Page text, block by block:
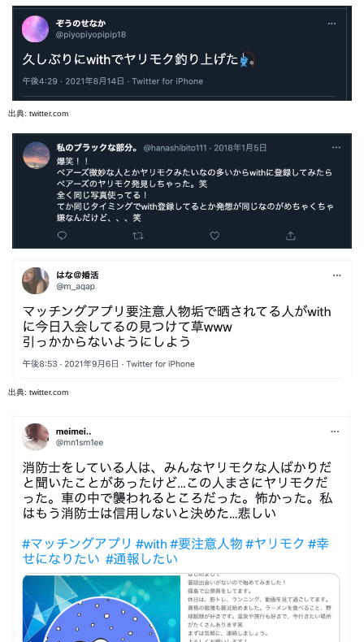
出典: twitter.com
出典: twitter.com